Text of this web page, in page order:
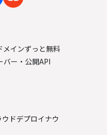
メインずっと無料
バー・公開API
ドデプロイナウ